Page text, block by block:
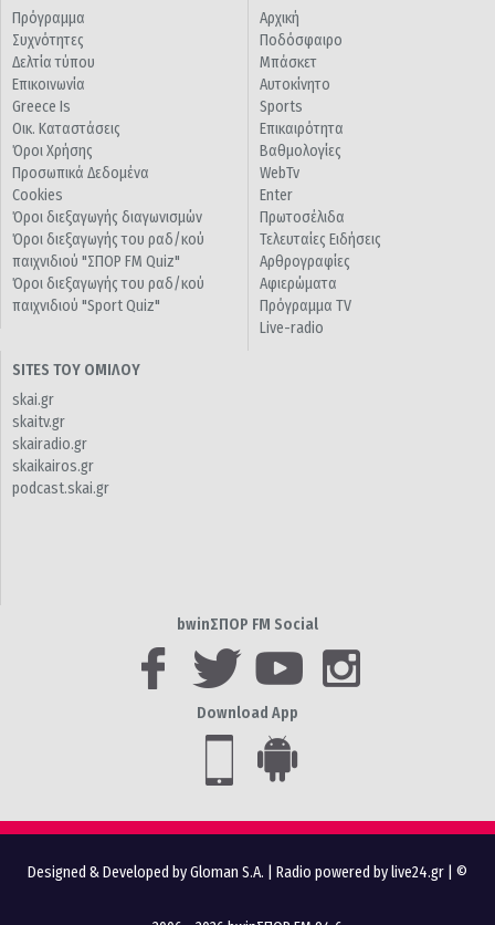
Πρόγραμμα
Συχνότητες
Δελτία τύπου
Επικοινωνία
Greece Is
Οικ. Καταστάσεις
Όροι Χρήσης
Προσωπικά Δεδομένα
Cookies
Όροι διεξαγωγής διαγωνισμών
Όροι διεξαγωγής του ραδ/κού
παιχνιδιού "ΣΠΟΡ FM Quiz"
Όροι διεξαγωγής του ραδ/κού
παιχνιδιού "Sport Quiz"
Αρχική
Ποδόσφαιρο
Μπάσκετ
Αυτοκίνητο
Sports
Επικαιρότητα
Βαθμολογίες
WebTv
Enter
Πρωτοσέλιδα
Τελευταίες Ειδήσεις
Αρθρογραφίες
Αφιερώματα
Πρόγραμμα TV
Live-radio
SITES ΤΟΥ ΟΜΙΛΟΥ
skai.gr
skaitv.gr
skairadio.gr
skaikairos.gr
podcast.skai.gr
bwinΣΠΟΡ FM Social
Download App
Designed & Developed by Gloman S.A. Radio powered by live24.gr | ©